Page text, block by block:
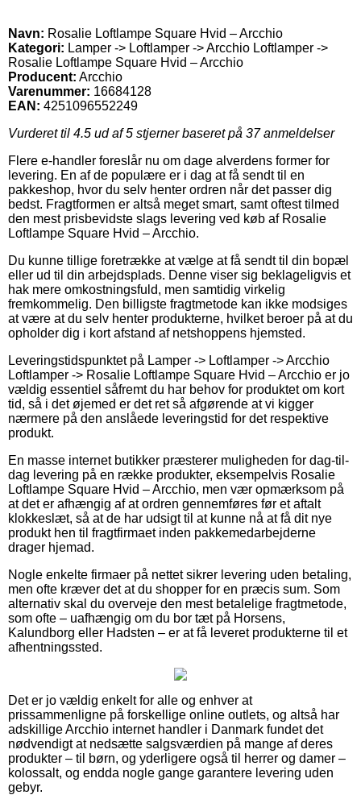
Navn: Rosalie Loftlampe Square Hvid – Arcchio
Kategori: Lamper -> Loftlamper -> Arcchio Loftlamper ->
Rosalie Loftlampe Square Hvid – Arcchio
Producent: Arcchio
Varenummer: 16684128
EAN: 4251096552249
Vurderet til 4.5 ud af 5 stjerner baseret på 37anmeldelser
Flere e-handler foreslår nu om dage alverdens former for
levering. En af de populære er i dag at få sendt til en
pakkeshop, hvor du selv henter ordren når det passer dig
bedst. Fragtformen er altså meget smart, samt oftest tilmed
den mest prisbevidste slags levering ved køb af Rosalie
Loftlampe Square Hvid – Arcchio.
Du kunne tillige foretrække at vælge at få sendt til din bopæl
eller ud til din arbejdsplads. Denne viser sig beklageligvis et
hak mere omkostningsfuld, men samtidig virkelig
fremkommelig. Den billigste fragtmetode kan ikke modsiges
at være at du selv henter produkterne, hvilket beroer på at du
opholder dig i kort afstand af netshoppens hjemsted.
Leveringstidspunktet på Lamper -> Loftlamper -> Arcchio
Loftlamper -> Rosalie Loftlampe Square Hvid – Arcchio er jo
vældig essentiel såfremt du har behov for produktet om kort
tid, så i det øjemed er det ret så afgørende at vi kigger
nærmere på den anslåede leveringstid for det respektive
produkt.
En masse internet butikker præsterer muligheden for dag-til-
dag levering på en række produkter, eksempelvis Rosalie
Loftlampe Square Hvid – Arcchio, men vær opmærksom på
at det er afhængig af at ordren gennemføres før et aftalt
klokkeslæt, så at de har udsigt til at kunne nå at få dit nye
produkt hen til fragtfirmaet inden pakkemedarbejderne
drager hjemad.
Nogle enkelte firmaer på nettet sikrer levering uden betaling,
men ofte kræver det at du shopper for en præcis sum. Som
alternativ skal du overveje den mest betalelige fragtmetode,
som ofte – uafhængig om du bor tæt på Horsens,
Kalundborg eller Hadsten – er at få leveret produkterne til et
afhentningssted.
Det er jo vældig enkelt for alle og enhver at
prissammenligne på forskellige online outlets, og altså har
adskillige Arcchio internet handler i Danmark fundet det
nødvendigt at nedsætte salgsværdien på mange af deres
produkter – til børn, og yderligere også til herrer og damer –
kolossalt, og endda nogle gange garantere levering uden
gebyr.